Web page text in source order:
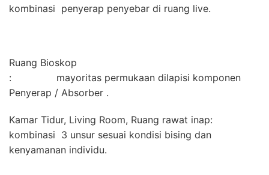
kombinasi penyerap penyebar di ruang live.
Ruang Bioskop
: mayoritas permukaan dilapisi komponen
Penyerap / Absorber .
Kamar Tidur, Living Room, Ruang rawat inap:
kombinasi 3 unsur sesuai kondisi bising dan
kenyamanan individu.